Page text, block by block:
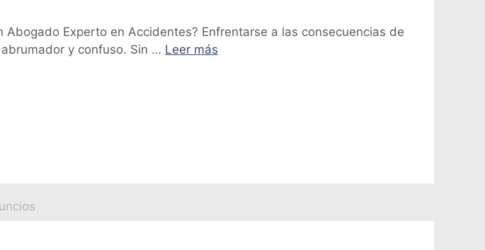
Abogado Experto en Accidentes? Enfrentarse a las consecuencias de
y confuso. Sin … Leer más